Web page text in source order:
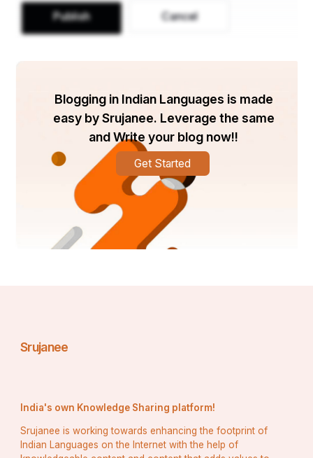
Publish Cancel
Blogging in Indian Languages is made
easy by Srujanee. Leverage the same
and Write your blog now!!
Get Started
Srujanee
India's own Knowledge Sharing platform!
Srujanee is working towards enhancing the footprint of
Indian Languages on the Internet with the help of